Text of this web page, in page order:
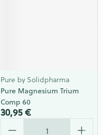
Pure by Solidpharma
Pure Magnesium Trium
Comp 60
30,95 €
Quantité